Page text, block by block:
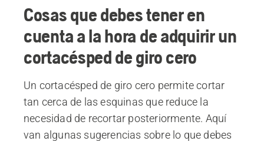
Cosas que debes tener en
cuenta a la hora de adquirir un
cortacésped de giro cero
Un cortacésped de giro cero permite cortar
tan cerca de las esquinas que reduce la
necesidad de recortar posteriormente. Aquí
van algunas sugerencias sobre lo que debes